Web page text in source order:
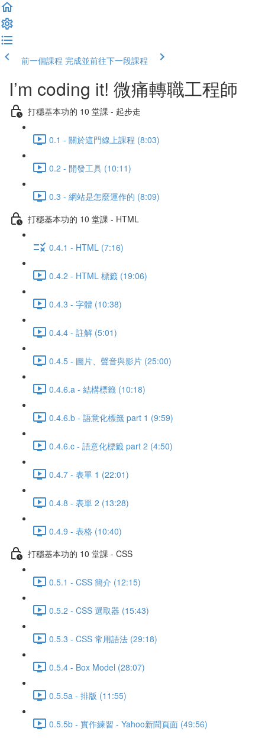
前一個課程 完成並前往下一段課程
I’m coding it! 微痛轉職工程師
打穩基本功的 10 堂課 - 起步走
0.1 - 關於這門線上課程 (8:03)
0.2 - 開發工具 (10:11)
0.3 - 網站是怎麼運作的 (8:09)
打穩基本功的 10 堂課 - HTML
0.4.1 - HTML (7:16)
0.4.2 - HTML 標籤 (19:06)
0.4.3 - 字體 (10:38)
0.4.4 - 註解 (5:01)
0.4.5 - 圖片、聲音與影片 (25:00)
0.4.6.a - 結構標籤 (10:18)
0.4.6.b - 語意化標籤 part 1 (9:59)
0.4.6.c - 語意化標籤 part 2 (4:50)
0.4.7 - 表單 1 (22:01)
0.4.8 - 表單 2 (13:28)
0.4.9 - 表格 (10:40)
打穩基本功的 10 堂課 - CSS
0.5.1 - CSS 簡介 (12:15)
0.5.2 - CSS 選取器 (15:43)
0.5.3 - CSS 常用語法 (29:18)
0.5.4 - Box Model (28:07)
0.5.5a - 排版 (11:55)
0.5.5b - 實作練習 - Yahoo新聞頁面 (49:56)